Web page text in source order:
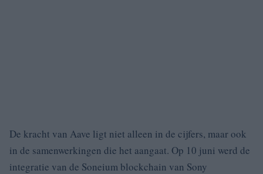
De kracht van Aave ligt niet alleen in de cijfers, maar ook
in de samenwerkingen die het aangaat. Op 10 juni werd de
integratie van de Soneium blockchain van Sony